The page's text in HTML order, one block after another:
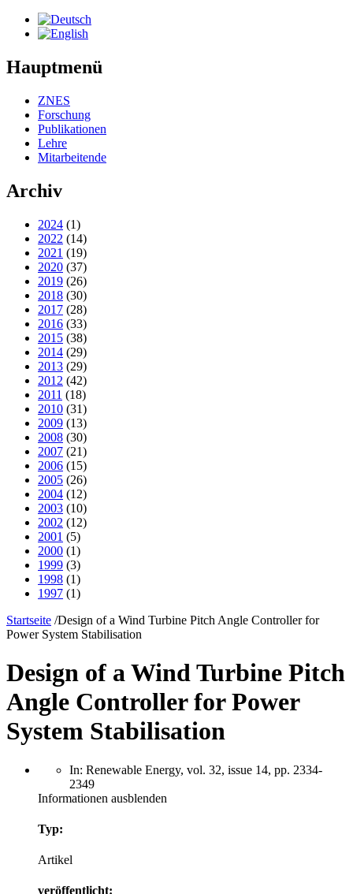
Hauptmenü
ZNES
Forschung
Publikationen
Lehre
Mitarbeitende
Archiv
2024 (1)
2022 (14)
2021 (19)
2020 (37)
2019 (26)
2018 (30)
2017 (28)
2016 (33)
2015 (38)
2014 (29)
2013 (29)
2012 (42)
2011 (18)
2010 (31)
2009 (13)
2008 (30)
2007 (21)
2006 (15)
2005 (26)
2004 (12)
2003 (10)
2002 (12)
2001 (5)
2000 (1)
1999 (3)
1998 (1)
1997 (1)
Startseite /Design of a Wind Turbine Pitch Angle Controller for
Power System Stabilisation
Design of a Wind Turbine Pitch
Angle Controller for Power
System Stabilisation
In: Renewable Energy, vol. 32, issue 14, pp. 2334-
2349
Informationen ausblenden
Typ:
Artikel
veröffentlicht: